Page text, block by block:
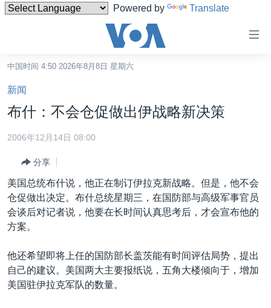
Powered by Translate
碍
链
接
转
容
转
中国
港澳
国际
最新国际新闻
印太
中东
欧洲
分类新闻
经济·金融·贸易
人权·法律·宗教
科教·文娱·体健
美中关系
热点专题
白宫要闻
VOA视频
中国时间 4:50 2026年8月8日 星期六
新闻
布什：不会仓促做出伊战略新决策
2006年12月14日 08:00
分享
美国总统布什说，他正在制订伊拉克新战略。但是，他不会
仓促做出决定。布什总统星期三，在国防部与高级军事官员
会谈后对记者说，他要在长时间认真思考后，才会宣布他的
方案。
他还希望即将上任的国防部长盖茨能有时间评估局势，提出
自己的建议。美国两大主要报纸说，五角大楼倾向于，增加
美国驻伊拉克军队的数量。